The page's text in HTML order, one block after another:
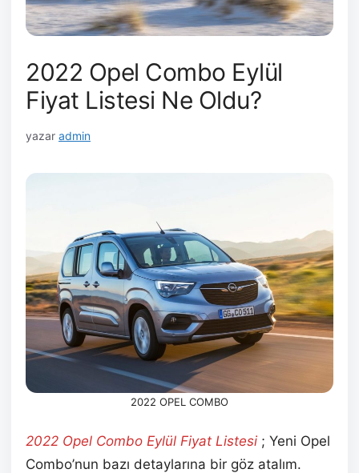
2022 Opel Combo Eylül
Fiyat Listesi Ne Oldu?
yazar admin
2022 OPEL COMBO
2022 Opel Combo Eylül Fiyat Listesi ; Yeni Opel
Combo’nun bazı detaylarına bir göz atalım.